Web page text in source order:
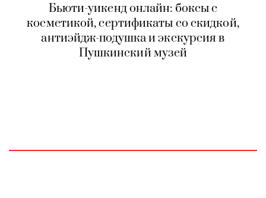
Бьюти-уикенд онлайн: боксы с
косметикой, сертификаты со скидкой,
антиэйдж-подушка и экскурсия в
Пушкинский музей